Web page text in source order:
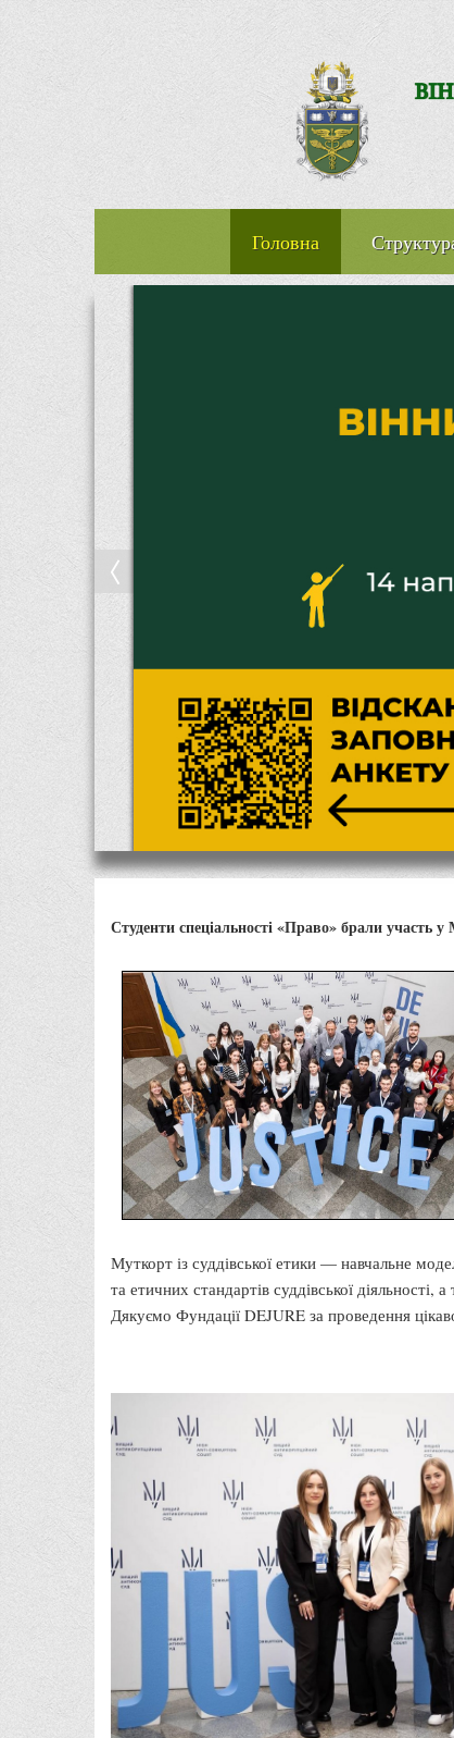
Головна
Студенти спеціальності «Право» брали участь у
Муткорт із суддівської етики — навчальне
та етичних стандартів суддівської
Дякуємо Фундації DEJURE за проведення